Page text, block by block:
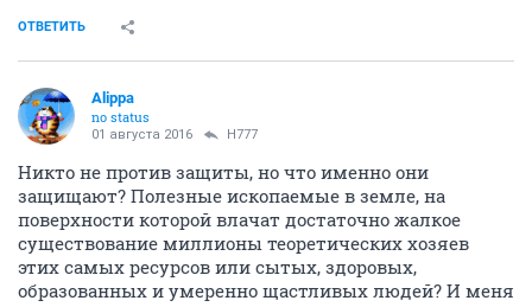
ОТВЕТИТЬ
Alippa
no status
01 августа 2016 H777
Никто не против защиты, но что именно они
защищают? Полезные ископаемые в земле, на
поверхности которой влачат достаточно жалкое
существование миллионы теоретических хозяев
этих самых ресурсов или сытых, здоровых,
образованных и умеренно щастливых людей? И меня